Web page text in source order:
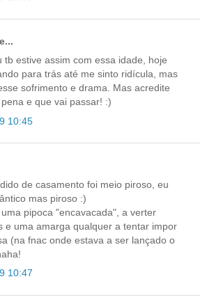
tb estive assim com essa idade, hoje
para trás até me sinto ridícula, mas
sofrimento e drama. Mas acredite
e que vai passar! :)
10:45
de casamento foi meio piroso, eu
mas piroso :)
pipoca "encavacada", a verter
e uma amarga qualquer a tentar impor
(na fnac onde estava a ser lançado o
10:47